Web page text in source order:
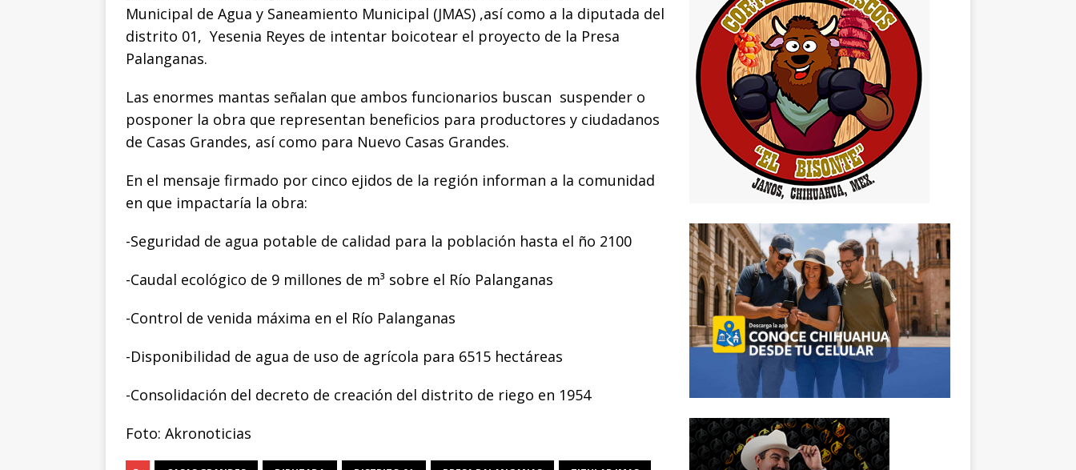
b
o
k
r A n
g
r
Li ar
Municipal de Agua y Saneamiento Municipal (JMAS) ,así como a la diputada del
distrito 01, Yesenia Reyes de intentar boicotear el proyecto de la Presa
Palanganas.
Las enormes mantas señalan que ambos funcionarios buscan suspender o
posponer la obra que representan beneficios para productores y ciudadanos
de Casas Grandes, así como para Nuevo Casas Grandes.
En el mensaje firmado por cinco ejidos de la región informan a la comunidad
en que impactaría la obra:
-Seguridad de agua potable de calidad para la población hasta el ño 2100
-Caudal ecológico de 9 millones de m³ sobre el Río Palanganas
-Control de venida máxima en el Río Palanganas
-Disponibilidad de agua de uso de agrícola para 6515 hectáreas
-Consolidación del decreto de creación del distrito de riego en 1954
Foto: Akronoticias